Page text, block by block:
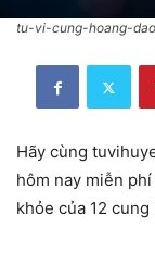
tu-vi-cung-hoang-
Hãy cùng
hôm nay miễn
khỏe của 12